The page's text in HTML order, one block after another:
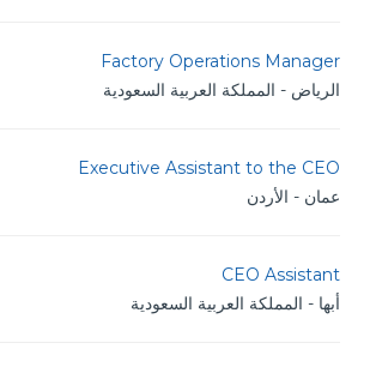
Factory Operations Manager
الرياض - المملكة العربية السعودية
Executive Assistant to the CEO
عمان - الأردن
CEO Assistant
أبها - المملكة العربية السعودية